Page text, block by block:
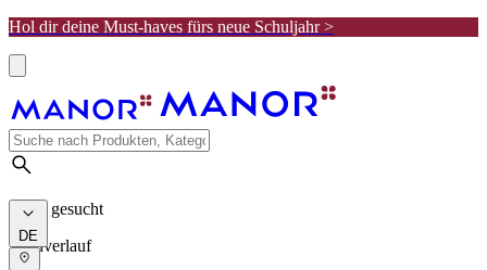
Hol dir deine Must-haves fürs neue Schuljahr >
Meist gesucht
Suchverlauf
DE